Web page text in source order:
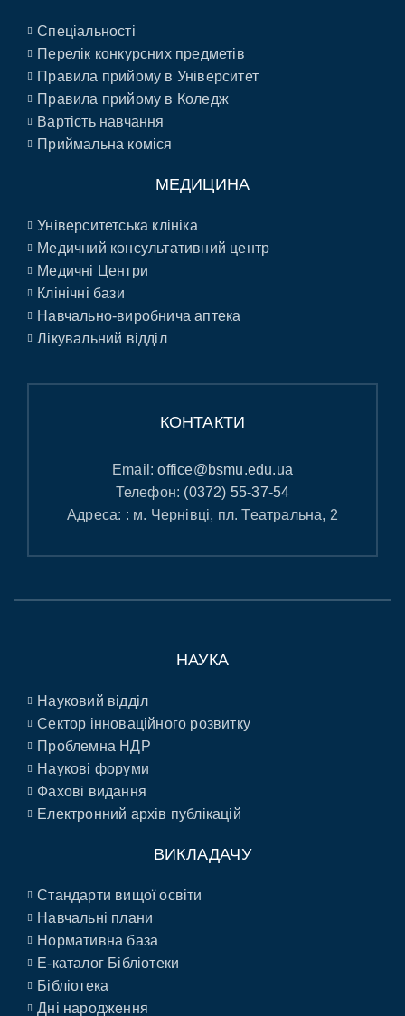
Спеціальності
Перелік конкурсних предметів
Правила прийому в Університет
Правила прийому в Коледж
Вартість навчання
Приймальна коміся
МЕДИЦИНА
Університетська клініка
Медичний консультативний центр
Медичні Центри
Клінічні бази
Навчально-виробнича аптека
Лікувальний відділ
КОНТАКТИ
Email:office@bsmu.edu.ua
Телефон: (0372) 55-37-54
Адреса: : м. Чернівці, пл. Театральна, 2
НАУКА
Науковий відділ
Сектор інноваційного розвитку
Проблемна НДР
Наукові форуми
Фахові видання
Електронний архів публікацій
ВИКЛАДАЧУ
Стандарти вищої освіти
Навчальні плани
Нормативна база
E-каталог Бібліотеки
Бібліотека
Дні народження